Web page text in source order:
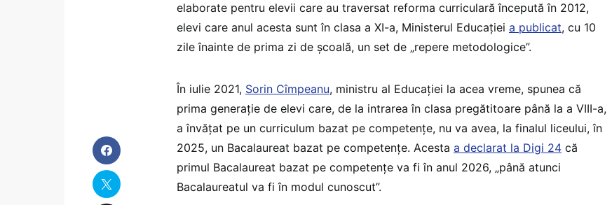
elaborate pentru elevii care au traversat reforma curriculară începută în 2012,
elevi care anul acesta sunt în clasa a XI-a, Ministerul Educației a publicat, cu 10
zile înainte de prima zi de școală, un set de „repere metodologice”.
În iulie 2021, Sorin Cîmpeanu, ministru al Educației la acea vreme, spunea că
prima generație de elevi care, de la intrarea în clasa pregătitoare până la a VIII-a,
a învățat pe un curriculum bazat pe competențe, nu va avea, la finalul liceului, în
2025, un Bacalaureat bazat pe competențe. Acesta a declarat la Digi 24 că
primul Bacalaureat bazat pe competențe va fi în anul 2026, „până atunci
Bacalaureatul va fi în modul cunoscut”.